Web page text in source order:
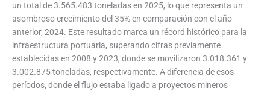
un total de 3.565.483 toneladas en 2025, lo que representa un
asombroso crecimiento del 35% en comparación con el año
anterior, 2024. Este resultado marca un récord histórico para la
infraestructura portuaria, superando cifras previamente
establecidas en 2008 y 2023, donde se movilizaron 3.018.361 y
3.002.875 toneladas, respectivamente. A diferencia de esos
períodos, donde el flujo estaba ligado a proyectos mineros